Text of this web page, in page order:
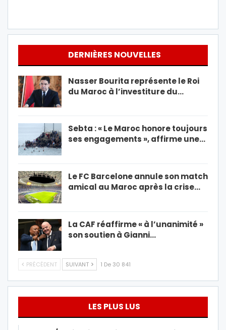
DERNIÈRES NOUVELLES
Nasser Bourita représente le Roi
du Maroc à l’investiture du…
Sebta : « Le Maroc honore toujours
ses engagements », affirme une…
Le FC Barcelone annule son match
amical au Maroc après la crise…
La CAF réaffirme « à l’unanimité »
son soutien à Gianni…
PRÉCÉDENT SUIVANT 1 De 30 841
LES PLUS LUS